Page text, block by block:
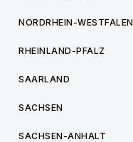
NORDRHEIN-WESTFALEN
RHEINLAND-PFALZ
SAARLAND
SACHSEN
SACHSEN-ANHALT